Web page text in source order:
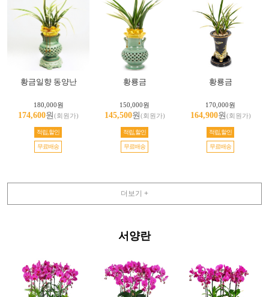
황금일향 동양난
180,000원
174,600원(회원가)
적립,할인
무료배송
황룡금
150,000원
145,500원(회원가)
적립,할인
무료배송
황룡금
170,000원
164,900원(회원가)
적립,할인
무료배송
더보기 +
서양란